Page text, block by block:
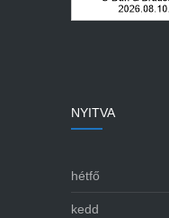
NYITVA
hétfő
kedd